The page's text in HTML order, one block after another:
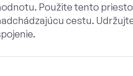
Použite tento
cestu.